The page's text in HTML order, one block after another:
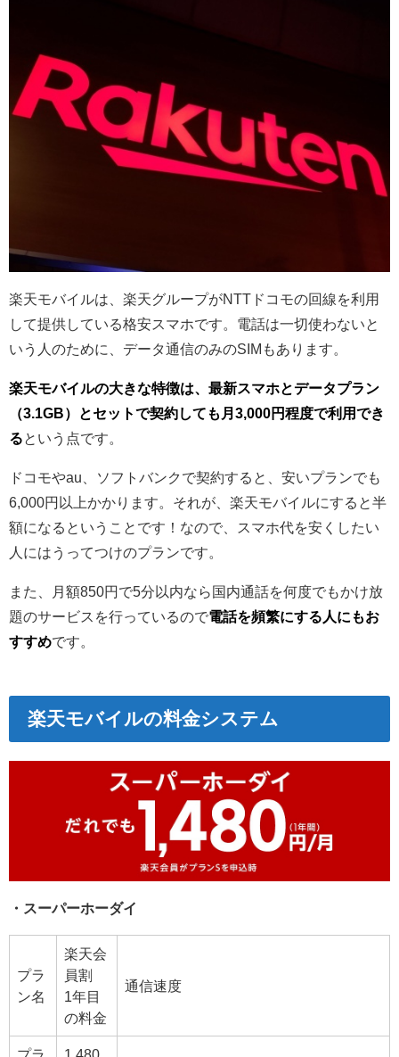
楽天モバイルは、楽天グループがNTTドコモの回線を利用
して提供している格安スマホです。電話は一切使わないと
いう人のために、データ通信のみのSIMもあります。
楽天モバイルの大きな特徴は、最新スマホとデータプラン
（3.1GB）とセットで契約しても月3,000円程度で利用でき
る という点です。
ドコモやau、ソフトバンクで契約すると、安いプランでも
6,000円以上かかります。それが、楽天モバイルにすると半
額になるということです！なので、スマホ代を安くしたい
人にはうってつけのプランです。
また、月額850円で5分以内なら国内通話を何度でもかけ放
題のサービスを行っているので電話を頻繁にする人にもお
すすめです。
楽天モバイルの料金システム
・スーパーホーダイ
プラ
ン名
楽天会
員割
1年目
の料金
通信速度
プラ
1,480